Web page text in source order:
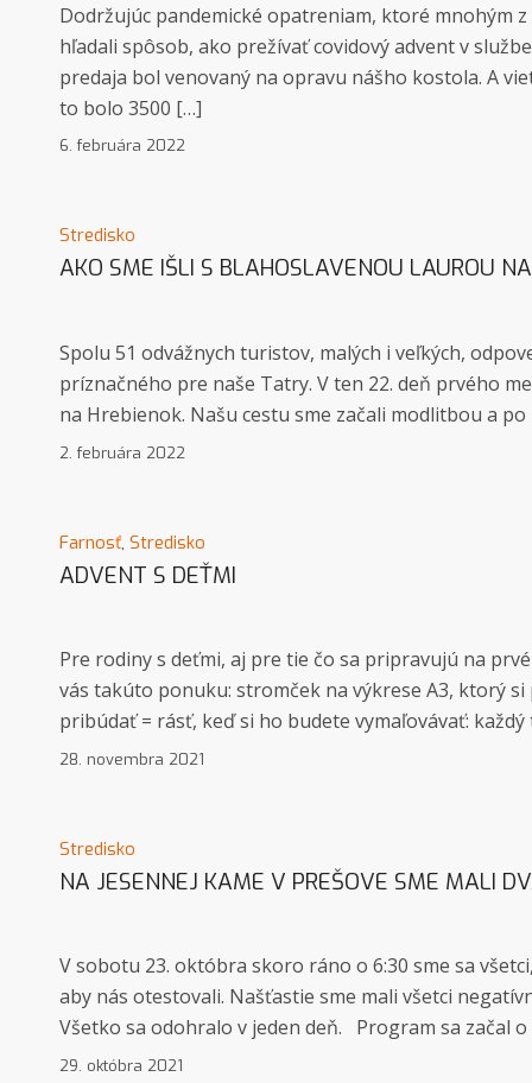
Dodržujúc pandemické opatreniam, ktoré mnohým
hľadali spôsob, ako prežívať covidový advent v
predaja bol venovaný na opravu nášho kostola. A
to bolo 3500 […]
6. februára 2022
Stredisko
AKO SME IŠLI S BLAHOSLAVENOU LAUROU
Spolu 51 odvážnych turistov, malých i veľkých,
príznačného pre naše Tatry. V ten 22. deň prvého
na Hrebienok. Našu cestu sme začali modlitbou a
2. februára 2022
Farnosť, Stredisko
ADVENT S DEŤMI
Pre rodiny s deťmi, aj pre tie čo sa pripravujú na
vás takúto ponuku: stromček na výkrese A3, ktorý
pribúdať = rásť, keď si ho budete vymaľovávať:
28. novembra 2021
Stredisko
NA JESENNEJ KAME V PREŠOVE SME MALI
V sobotu 23. októbra skoro ráno o 6:30 sme sa
aby nás otestovali. Našťastie sme mali všetci
Všetko sa odohralo v jeden deň. Program sa začal
29. októbra 2021